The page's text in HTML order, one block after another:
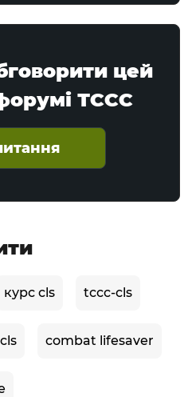
цей
ТССС
курс cls tccc-cls
combat lifesaver